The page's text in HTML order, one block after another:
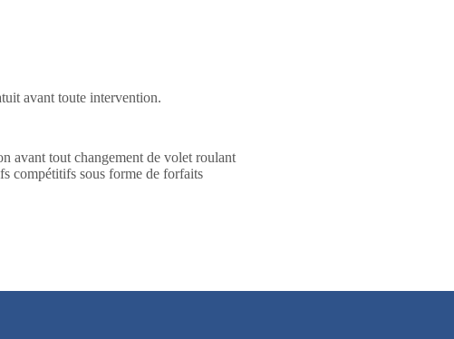
avant toute intervention.
avant tout changement de volet roulant
compétitifs sous forme de forfaits